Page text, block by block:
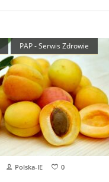
PAP - Serwis Zdrowie
Polska-IE 0